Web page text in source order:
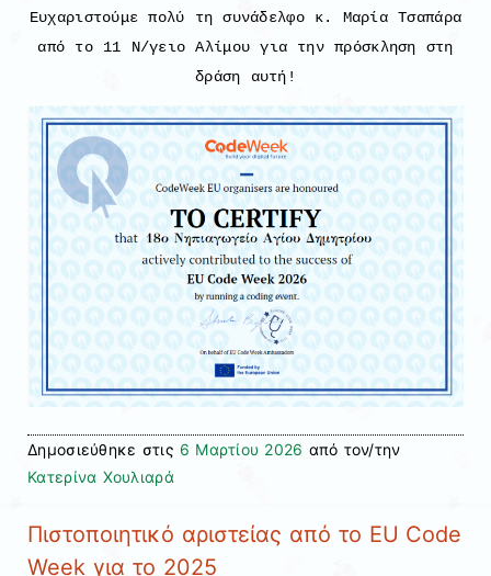
Ευχαριστούμε πολύ τη συνάδελφο κ. Μαρία Τσαπάρα
από το 11 Ν/γειο Αλίμου για την πρόσκληση στη
δράση αυτή!
Δημοσιεύθηκε στις 6 Μαρτίου 2026 από τον/την
Κατερίνα Χουλιαρά
Πιστοποιητικό αριστείας από το EU Code
Week για το 2025